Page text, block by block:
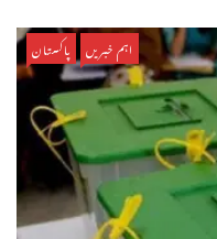
اہم خبریں پاکستان